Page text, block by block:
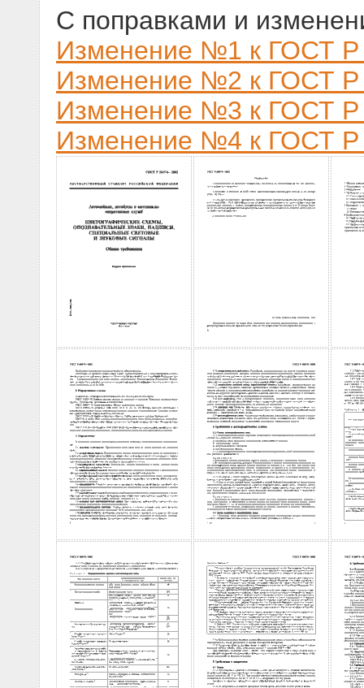
С поправками и
Изменение №1 к ГОСТ Р
Изменение №2 к ГОСТ Р
Изменение №3 к ГОСТ Р
Изменение №4 к ГОСТ Р